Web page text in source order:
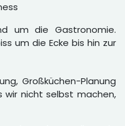
um die Gastronomie.
um die Ecke bis hin zur
Großküchen-Planung
wir nicht selbst machen,